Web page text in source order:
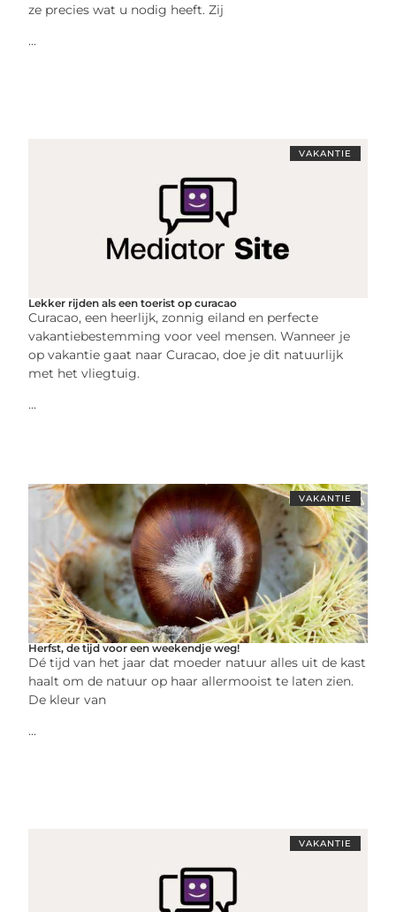
ze precies wat u nodig heeft. Zij
...
VAKANTIE
Lekker rijden als een toerist op curacao
Curacao, een heerlijk, zonnig eiland en perfecte
vakantiebestemming voor veel mensen. Wanneer je
op vakantie gaat naar Curacao, doe je dit natuurlijk
met het vliegtuig.
...
VAKANTIE
Herfst, de tijd voor een weekendje weg!
Dé tijd van het jaar dat moeder natuur alles uit de kast
haalt om de natuur op haar allermooist te laten zien.
De kleur van
...
VAKANTIE